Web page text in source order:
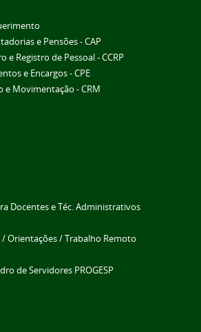
e Pensões - CAP
e Registro de Pessoal - CCRP
e Encargos - CPE
e Movimentação - CRM
Docentes e Téc. Administrativos
Orientações / Trabalho Remoto
de Servidores PROGESP